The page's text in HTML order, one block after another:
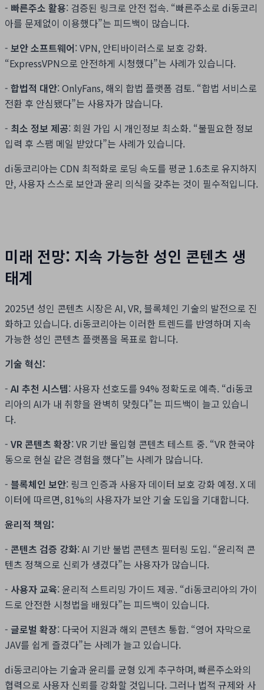
- 빠른주소 활용: 검증된 링크로 안전 접속. “빠른주소로 di동코리
아를 문제없이 이용했다”는 피드백이 많습니다.
- 보안 소프트웨어: VPN, 안티바이러스로 보호 강화.
“ExpressVPN으로 안전하게 시청했다”는 사례가 있습니다.
- 합법적 대안: OnlyFans, 해외 합법 플랫폼 검토. “합법 서비스로
전환 후 안심됐다”는 사용자가 많습니다.
- 최소 정보 제공: 회원 가입 시 개인정보 최소화. “불필요한 정보
입력 후 스팸 메일 받았다”는 사례가 있습니다.
di동코리아는 CDN 최적화로 로딩 속도를 평균 1.6초로 유지하지
만, 사용자 스스로 보안과 윤리 의식을 갖추는 것이 필수적입니다.
미래 전망: 지속 가능한 성인 콘텐츠 생
태계
2025년 성인 콘텐츠 시장은 AI, VR, 블록체인 기술의 발전으로 진
화하고 있습니다. di동코리아는 이러한 트렌드를 반영하며 지속
가능한 성인 콘텐츠 플랫폼을 목표로 합니다.
기술 혁신:
- AI 추천 시스템: 사용자 선호도를 94% 정확도로 예측. “di동코
리아의 AI가 내 취향을 완벽히 맞췄다”는 피드백이 늘고 있습니
다.
- VR 콘텐츠 확장: VR 기반 몰입형 콘텐츠 테스트 중. “VR 한국야
동으로 현실 같은 경험을 했다”는 사례가 많습니다.
- 블록체인 보안: 링크 인증과 사용자 데이터 보호 강화 예정. X 데
이터에 따르면, 81%의 사용자가 보안 기술 도입을 기대합니다.
윤리적 책임:
- 콘텐츠 검증 강화: AI 기반 불법 콘텐츠 필터링 도입. “윤리적 콘
텐츠 정책으로 신뢰가 생겼다”는 사용자가 많습니다.
- 사용자 교육: 윤리적 스트리밍 가이드 제공. “di동코리아의 가이
드로 안전한 시청법을 배웠다”는 피드백이 있습니다.
- 글로벌 확장: 다국어 지원과 해외 콘텐츠 통합. “영어 자막으로
JAV를 쉽게 즐겼다”는 사례가 늘고 있습니다.
di동코리아는 기술과 윤리를 균형 있게 추구하며, 빠른주소와의
협력으로 사용자 신뢰를 강화할 것입니다. 그러나 법적 규제와 사